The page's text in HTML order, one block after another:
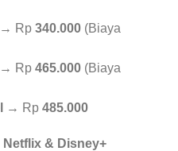
→ Rp 340.000 (Biaya
→ Rp 465.000 (Biaya
→ Rp 485.000
& Disney+